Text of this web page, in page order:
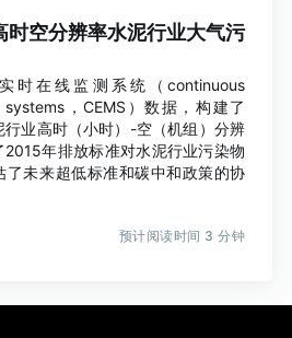
时空分辨率水泥行业大气污
时在线监测系统（continuous
，CEMS）数据，构建了
业高时（小时）-空（机组）分辨
年排放标准对水泥行业污染物
了未来超低标准和碳中和政策的协
预计阅读时间 3 分钟